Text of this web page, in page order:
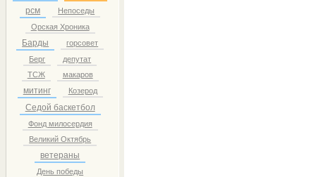
рсм
Непоседы
Орская Хроника
Барды
горсовет
Берг
депутат
ТСЖ
макаров
митинг Козерод
Седой баскетбол
Фонд милосердия
Великий Октябрь
ветераны
День победы